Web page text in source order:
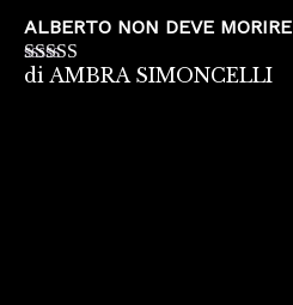
ALBERTO NON DEVE MORIRE
Valutato5su
di AMBRA SIMONCELLI